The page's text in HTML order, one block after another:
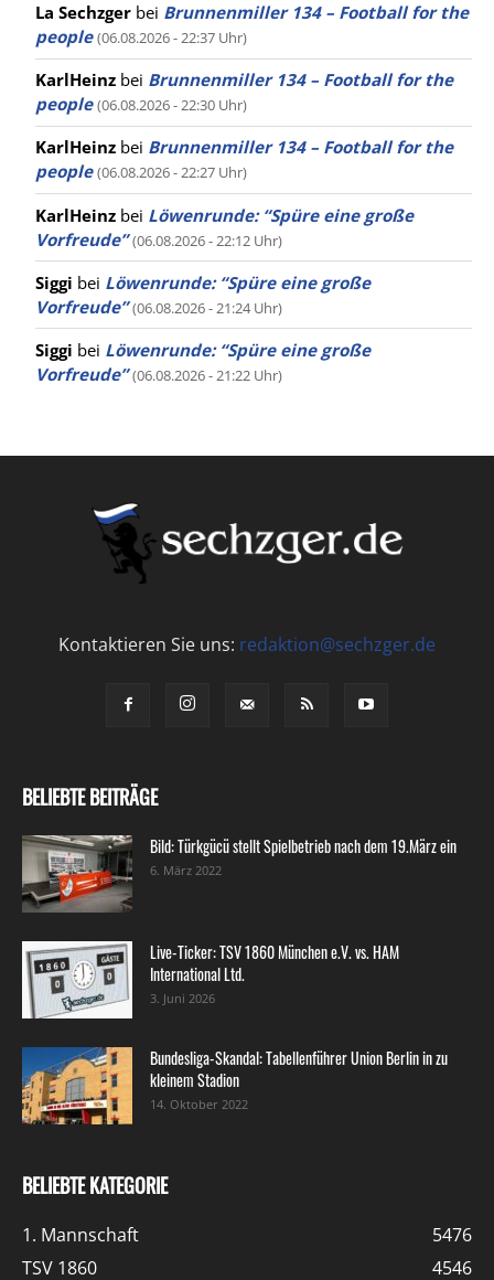
La Sechzger bei Brunnenmiller 134 – Football for the
people (06.08.2026 - 22:37 Uhr)
KarlHeinz bei Brunnenmiller 134 – Football for the
people (06.08.2026 - 22:30 Uhr)
KarlHeinz bei Brunnenmiller 134 – Football for the
people (06.08.2026 - 22:27 Uhr)
KarlHeinz bei Löwenrunde: “Spüre eine große
Vorfreude” (06.08.2026 - 22:12 Uhr)
Siggi bei Löwenrunde: “Spüre eine große
Vorfreude” (06.08.2026 - 21:24 Uhr)
Siggi bei Löwenrunde: “Spüre eine große
Vorfreude” (06.08.2026 - 21:22 Uhr)
Kontaktieren Sie uns: redaktion@sechzger.de
BELIEBTE BEITRÄGE
Bild: Türkgücü stellt Spielbetrieb nach dem 19.März ein
6. März 2022
Live-Ticker: TSV 1860 München e.V. vs. HAM
International Ltd.
3. Juni 2026
Bundesliga-Skandal: Tabellenführer Union Berlin in zu
kleinem Stadion
14. Oktober 2022
BELIEBTE KATEGORIE
1. Mannschaft
5476
TSV 1860
4546